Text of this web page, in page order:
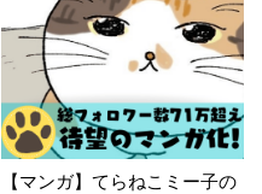
【マンガ】てらねこミー子の